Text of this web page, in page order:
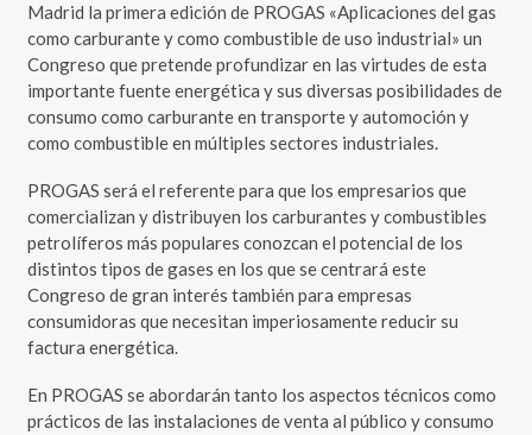
Madrid la primera edición de PROGAS «Aplicaciones del gas
como carburante y como combustible de uso industrial» un
Congreso que pretende profundizar en las virtudes de esta
importante fuente energética y sus diversas posibilidades de
consumo como carburante en transporte y automoción y
como combustible en múltiples sectores industriales.
PROGAS será el referente para que los empresarios que
comercializan y distribuyen los carburantes y combustibles
petrolíferos más populares conozcan el potencial de los
distintos tipos de gases en los que se centrará este
Congreso de gran interés también para empresas
consumidoras que necesitan imperiosamente reducir su
factura energética.
En PROGAS se abordarán tanto los aspectos técnicos como
prácticos de las instalaciones de venta al público y consumo